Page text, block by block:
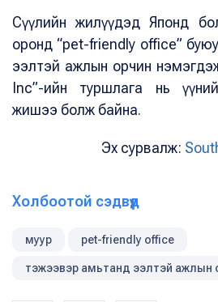
Сүүлийн жилүүдэд Японд
оронд “pet-friendly office”
ээлтэй ажлын орчин нэмэгдэж
Inc”-ийн туршлага нь
жишээ болж байна.
Эх сурвалж:
Холбоотой сэдвүүд
муур pet-friendly office
тэжээвэр амьтанд ээлтэй ажлын